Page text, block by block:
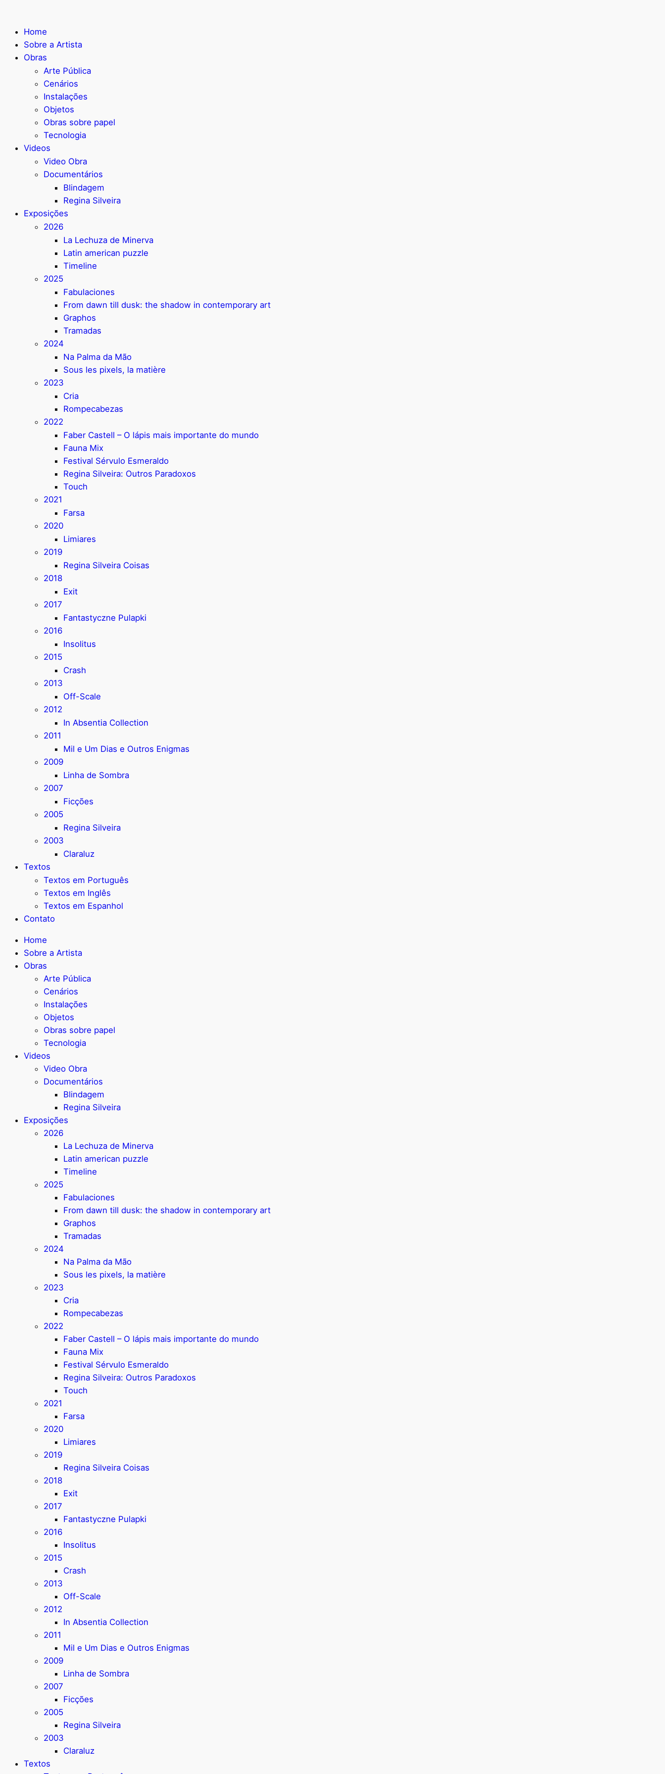
Home
Sobre a Artista
Obras
Arte Pública
Cenários
Instalações
Objetos
Obras sobre papel
Tecnologia
Videos
Video Obra
Documentários
Blindagem
Regina Silveira
Exposições
2026
La Lechuza de Minerva
Latin american puzzle
Timeline
2025
Fabulaciones
From dawn till dusk: the shadow in contemporary art
Graphos
Tramadas
2024
Na Palma da Mão
Sous les pixels, la matière
2023
Cria
Rompecabezas
2022
Faber Castell – O lápis mais importante do mundo
Fauna Mix
Festival Sérvulo Esmeraldo
Regina Silveira: Outros Paradoxos
Touch
2021
Farsa
2020
Limiares
2019
Regina Silveira Coisas
2018
Exit
2017
Fantastyczne Pulapki
2016
Insolitus
2015
Crash
2013
Off-Scale
2012
In Absentia Collection
2011
Mil e Um Dias e Outros Enigmas
2009
Linha de Sombra
2007
Ficções
2005
Regina Silveira
2003
Claraluz
Textos
Textos em Português
Textos em Inglês
Textos em Espanhol
Contato
Home
Sobre a Artista
Obras
Arte Pública
Cenários
Instalações
Objetos
Obras sobre papel
Tecnologia
Videos
Video Obra
Documentários
Blindagem
Regina Silveira
Exposições
2026
La Lechuza de Minerva
Latin american puzzle
Timeline
2025
Fabulaciones
From dawn till dusk: the shadow in contemporary art
Graphos
Tramadas
2024
Na Palma da Mão
Sous les pixels, la matière
2023
Cria
Rompecabezas
2022
Faber Castell – O lápis mais importante do mundo
Fauna Mix
Festival Sérvulo Esmeraldo
Regina Silveira: Outros Paradoxos
Touch
2021
Farsa
2020
Limiares
2019
Regina Silveira Coisas
2018
Exit
2017
Fantastyczne Pulapki
2016
Insolitus
2015
Crash
2013
Off-Scale
2012
In Absentia Collection
2011
Mil e Um Dias e Outros Enigmas
2009
Linha de Sombra
2007
Ficções
2005
Regina Silveira
2003
Claraluz
Textos